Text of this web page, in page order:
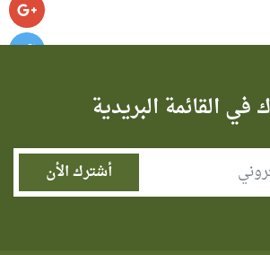
في القائمة البريدية